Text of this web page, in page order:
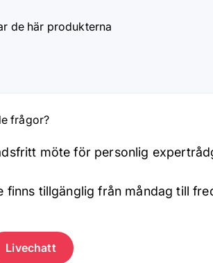
de här produkterna
frågor?
möte för personlig
finns tillgänglig från måndag till
Livechatt